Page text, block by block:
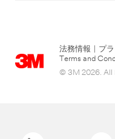
法務情報 プ
Terms and
© 3M 2026. All